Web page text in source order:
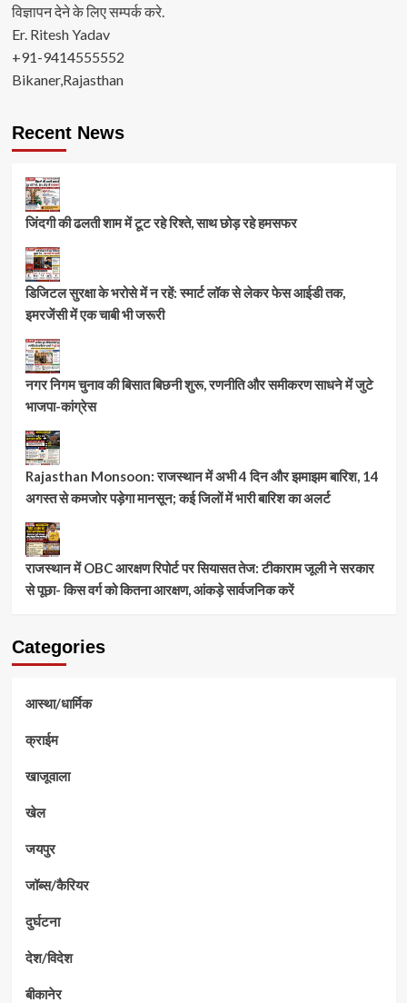
विज्ञापन देने के लिए सम्पर्क करे.
Er. Ritesh Yadav
+91-9414555552
Bikaner,Rajasthan
Recent News
जिंदगी की ढलती शाम में टूट रहे रिश्ते, साथ छोड़ रहे हमसफर
डिजिटल सुरक्षा के भरोसे में न रहें: स्मार्ट लॉक से लेकर फेस आईडी तक,
इमरजेंसी में एक चाबी भी जरूरी
नगर निगम चुनाव की बिसात बिछनी शुरू, रणनीति और समीकरण साधने में जुटे
भाजपा-कांग्रेस
Rajasthan Monsoon: राजस्थान में अभी 4 दिन और झमाझम बारिश, 14
अगस्त से कमजोर पड़ेगा मानसून; कई जिलों में भारी बारिश का अलर्ट
राजस्थान में OBC आरक्षण रिपोर्ट पर सियासत तेज: टीकाराम जूली ने सरकार
से पूछा- किस वर्ग को कितना आरक्षण, आंकड़े सार्वजनिक करें
Categories
आस्था/धार्मिक
क्राईम
खाजूवाला
खेल
जयपुर
जॉब्स/कैरियर
दुर्घटना
देश/विदेश
बीकानेर